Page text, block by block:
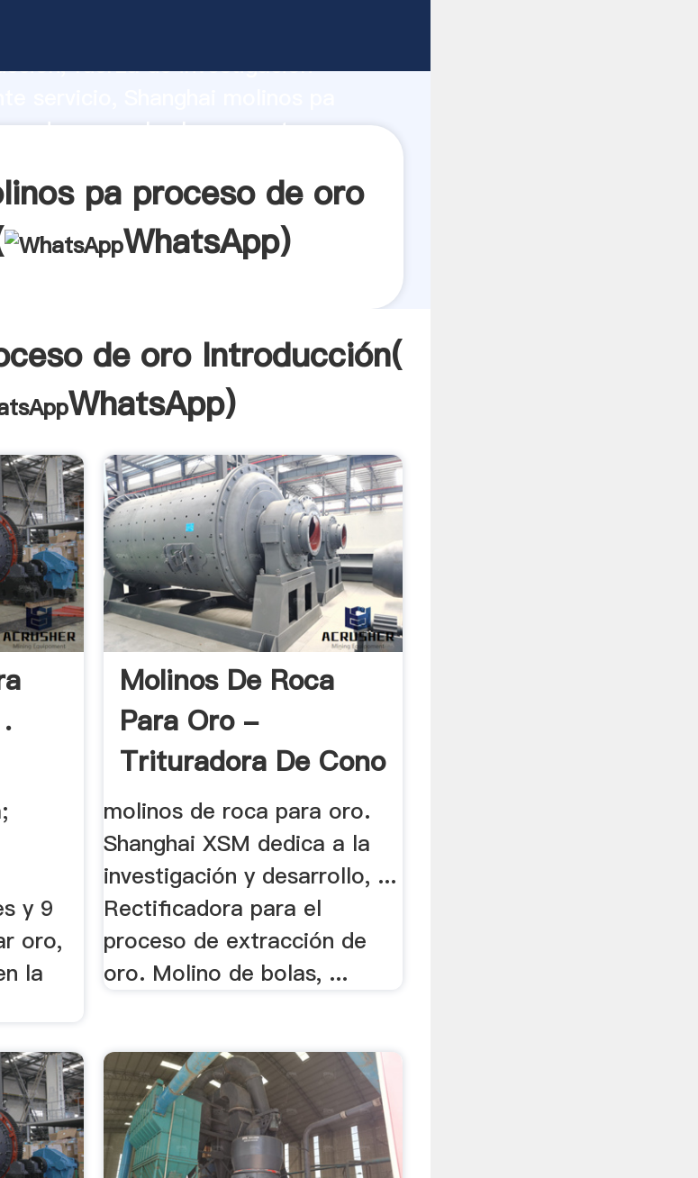
fuerza de investigación
crea el valor y aporta
pa proceso de oro
WhatsApp)
de oro Introducción(
WhatsApp)
y 9
oro,
la
Molinos De Roca
Para Oro -
Trituradora De Cono
molinos de roca para oro.
Shanghai XSM dedica a la
investigación y desarrollo, ...
Rectificadora para el
proceso de extracción de
oro. Molino de bolas, ...